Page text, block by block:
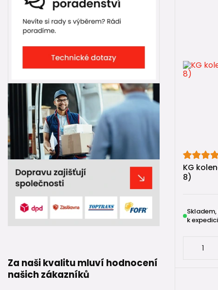
Za naši kvalitu mluví hodnocení
našich zákazníků
DN 125 –
DN 160 –
KG
pružný,
🧽
🛢️ použít
↔️ po
KG
8)
k expedici